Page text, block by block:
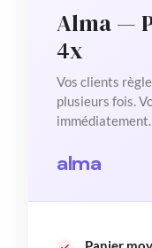
Alma —
4x
Vos clients
plusieurs fois.
immédiatement.
alma